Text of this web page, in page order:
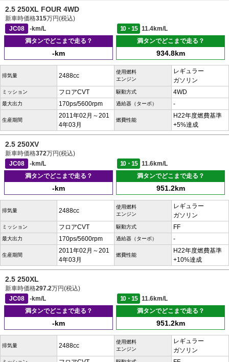
2.5 250XL FOUR 4WD
新車時価格315万円(税込)
JC08
-km/L 10・15
11.4km/L
満タンでどこまで走る？
-km
満タンでどこまで走る？
934.8km
排気量 2488cc
使用燃料
エンジン
レギュラー
ガソリン
ミッション フロアCVT 駆動方式 4WD
最大出力 170ps/5600rpm 過給器（ターボ） -
生産期間
2011年02月～201
4年03月
燃費性能
H22年度燃費基準
+5%達成
2.5 250XV
新車時価格372万円(税込)
JC08
-km/L 10・15
11.6km/L
満タンでどこまで走る？
-km
満タンでどこまで走る？
951.2km
排気量 2488cc
使用燃料
エンジン
レギュラー
ガソリン
ミッション フロアCVT 駆動方式 FF
最大出力 170ps/5600rpm 過給器（ターボ） -
生産期間
2011年02月～201
4年03月
燃費性能
H22年度燃費基準
+10%達成
2.5 250XL
新車時価格297.2万円(税込)
JC08
-km/L 10・15
11.6km/L
満タンでどこまで走る？
-km
満タンでどこまで走る？
951.2km
排気量 2488cc
使用燃料
エンジン
レギュラー
ガソリン